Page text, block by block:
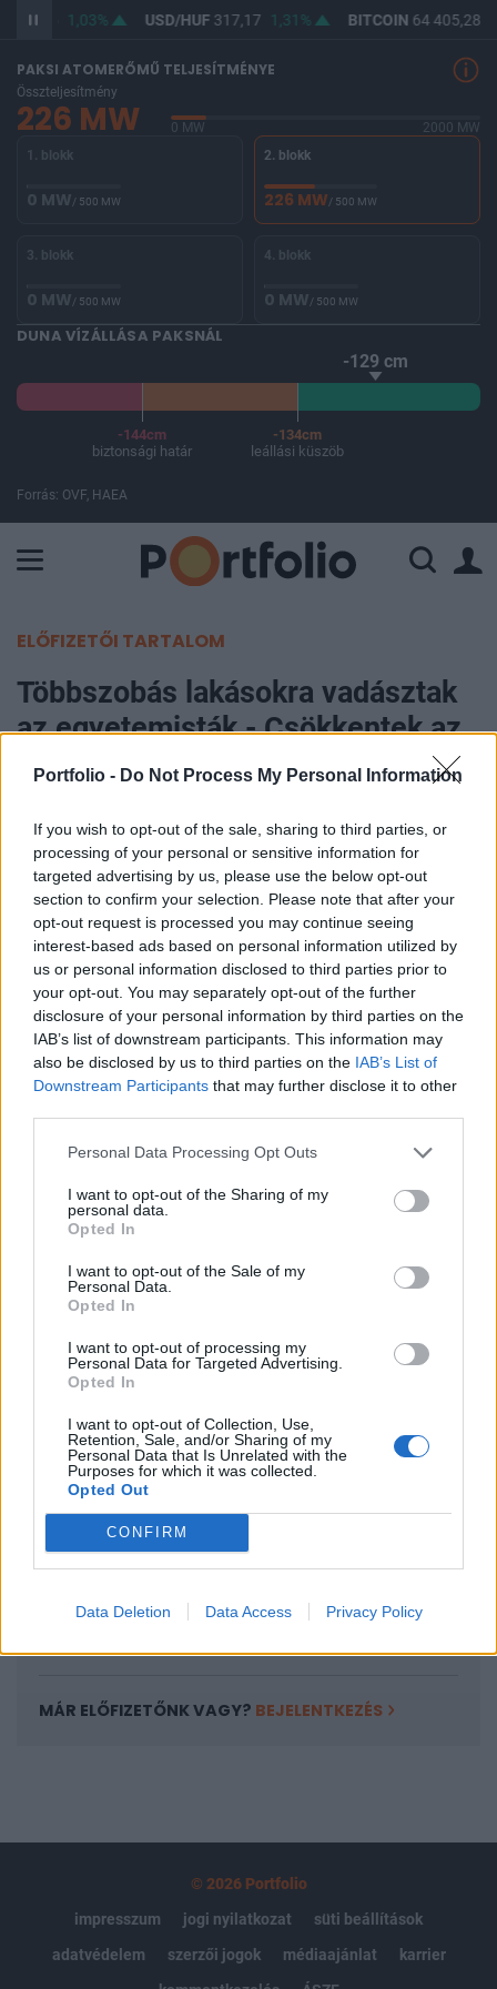
Portfolio - Do Not Process My Personal Information
If you wish to opt-out of the sale, sharing to third parties, or
processing of your personal or sensitive information for
targeted advertising by us, please use the below opt-out
section to confirm your selection. Please note that after your
opt-out request is processed you may continue seeing
interest-based ads based on personal information utilized by
us or personal information disclosed to third parties prior to
your opt-out. You may separately opt-out of the further
disclosure of your personal information by third parties on the
IAB’s list of downstream participants. This information may
also be disclosed by us to third parties on the IAB’s List of
Downstream Participants that may further disclose it to other
Personal Data Processing Opt Outs
I want to opt-out of the Sharing of my
personal data.
Opted In
I want to opt-out of the Sale of my
Personal Data.
Opted In
I want to opt-out of processing my
Personal Data for Targeted Advertising.
Opted In
I want to opt-out of Collection, Use,
Retention, Sale, and/or Sharing of my
Personal Data that Is Unrelated with the
Purposes for which it was collected.
Opted Out
CONFIRM
Data Deletion Data Access Privacy Policy
365,45 1,03% USD/HUF317,17 1,31% BITCOIN64 405,28
PAKSI ATOMERŐMŰ TELJESÍTMÉNYE
Összteljesítmény
226 MW 0 MW
2000 MW
1. blokk
0 MW/ 500 MW
2. blokk
226 MW/ 500 MW
3. blokk
0 MW/ 500 MW
4. blokk
0 MW/ 500 MW
DUNA VÍZÁLLÁSA PAKSNÁL
-129 cm
-144cm
biztonsági határ
-134cm
leállási küszöb
Forrás: OVF, HAEA
ELŐFIZETŐI TARTALOM
Többszobás lakásokra vadásztak
az egyetemisták - Csökkentek az
árak is
Portfolio
2012. augusztus 29. 08:50
A finisébe érkezett a felsőoktatásba jelentkezők
albérletrohama augusztusban. A Duna House
adataiból az derül ki, hogy inkább a nagyobb
méretű, többszobás lakások kerültek fókuszba,
amelyeket többen összeállva vettek ki a leendő
hallgatók.
A Duna House összehasonlította a 2012 első féléves
albérleti piac adatait az augusztusi értékekkel, amely így
megmutatja, hogy a szokásos bérlakás forgalomhoz
szeptemberben kezdők rohama. Az elmúlt évek
tapasztalatai alapján a diákok egy része a kis
igyekeztek nagyobb, többszobás...
KEDVES OLVASÓNK!
A keresett cikk a portfolio.hu hírarchívumához
tartozik, melynek olvasása előfizetéses
regisztrációhoz kötött.
Az előfizetés a következőket tartalmazza:
Portfolio.hu teljes cikkarchívum
Kötéslisták: BÉT elmúlt 2 év napon belüli
kötéslistái
MÁR ELŐFIZETŐNK VAGY? BEJELENTKEZÉS
© 2026 Portfolio
impresszum
jogi nyilatkozat
süti beállítások
adatvédelem
szerzői jogok médiaajánlat
karrier